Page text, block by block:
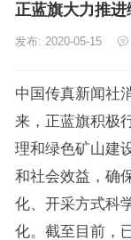
正蓝旗大力推
发布: 2020-05-15
中国传真新闻社
来，正蓝旗积极
理和绿色矿山建
和社会效益，确
化、开采方式科
化。截至目前，